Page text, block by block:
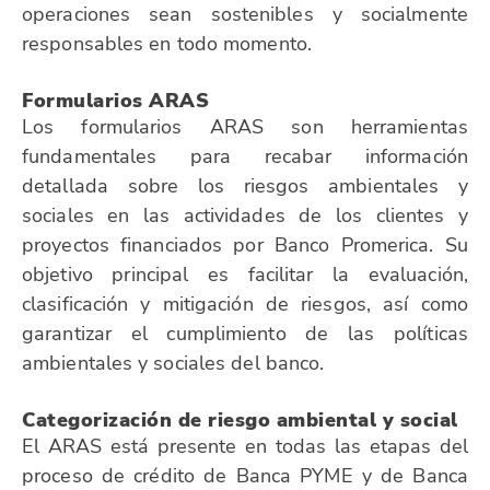
operaciones sean sostenibles y socialmente
responsables en todo momento.
Formularios ARAS
Los formularios ARAS son herramientas
fundamentales para recabar información
detallada sobre los riesgos ambientales y
sociales en las actividades de los clientes y
proyectos financiados por Banco Promerica. Su
objetivo principal es facilitar la evaluación,
clasificación y mitigación de riesgos, así como
garantizar el cumplimiento de las políticas
ambientales y sociales del banco.
Categorización de riesgo ambiental y social
El ARAS está presente en todas las etapas del
proceso de crédito de Banca PYME y de Banca